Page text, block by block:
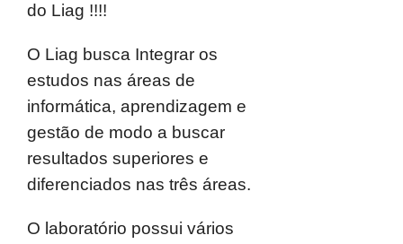
do Liag !!!!
O Liag busca Integrar os
estudos nas áreas de
informática, aprendizagem e
gestão de modo a buscar
resultados superiores e
diferenciados nas três áreas.
O laboratório possui vários